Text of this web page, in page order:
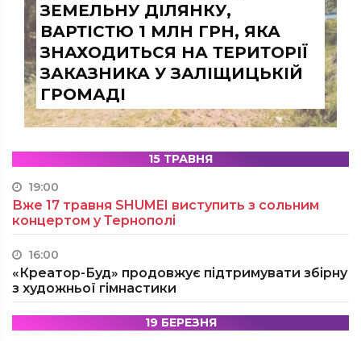
ЗЕМЕЛЬНУ ДІЛЯНКУ,
ВАРТІСТЮ 1 МЛН ГРН, ЯКА
ЗНАХОДИТЬСЯ НА ТЕРИТОРІЇ
ЗАКАЗНИКА У ЗАЛІЩИЦЬКІЙ
ГРОМАДІ
15 ТРАВНЯ
19:00
Вже 17 травня SHUMEI виступить з сольним
концертом у Тернополі
16:00
«Креатор-Буд» продовжує підтримувати збірну
з художньої гімнастики
19 БЕРЕЗНЯ